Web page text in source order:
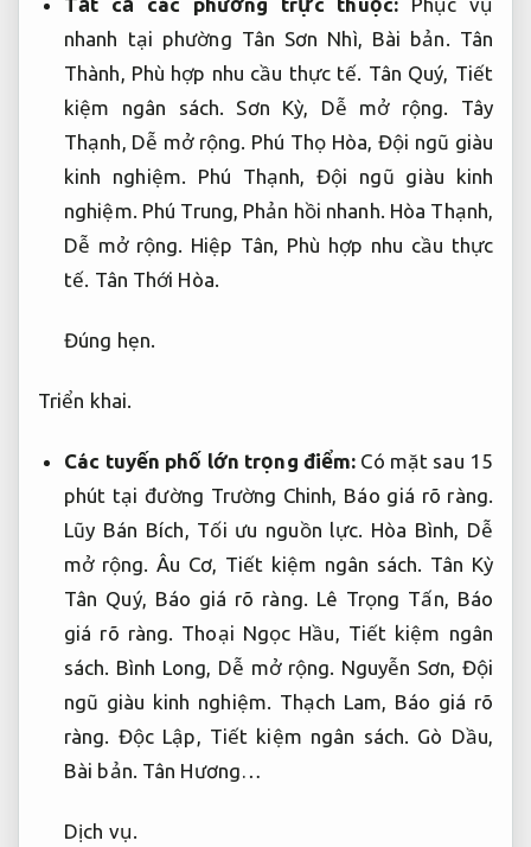
nhanh tại phường Tân Sơn Nhì, Bài bản. Tân
Thành, Phù hợp nhu cầu thực tế. Tân Quý, Tiết
kiệm ngân sách. Sơn Kỳ, Dễ mở rộng. Tây
Thạnh, Dễ mở rộng. Phú Thọ Hòa, Đội ngũ giàu
kinh nghiệm. Phú Thạnh,Đội ngũ giàu kinh
nghiệm. Phú Trung, Phản hồi nhanh. Hòa Thạnh,
Dễ mở rộng. Hiệp Tân, Phù hợp nhu cầu thực
tế. Tân Thới Hòa.
Đúng hẹn.
Triển khai.
Các tuyến phố lớn trọng điểm: Có mặt sau 15
phút tại đường Trường Chinh, Báo giá rõ ràng.
Lũy Bán Bích, Tối ưu nguồn lực. Hòa Bình, Dễ
mở rộng. Âu Cơ, Tiết kiệm ngân sách. Tân Kỳ
Tân Quý, Báo giá rõ ràng. Lê Trọng Tấn, Báo
giá rõ ràng. Thoại Ngọc Hầu, Tiết kiệm ngân
sách. Bình Long, Dễ mở rộng. Nguyễn Sơn, Đội
ngũ giàu kinh nghiệm. Thạch Lam, Báo giá rõ
ràng. Độc Lập, Tiết kiệm ngân sách. Gò Dầu,
Bài bản. Tân Hương…
Dịch vụ.